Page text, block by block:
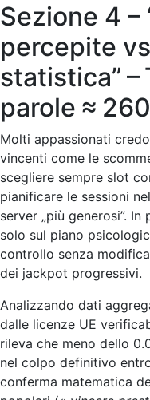
Sezione 4 –
percepite
statistica” –
parole ≈ 260
Molti appassionati
vincenti come le
scegliere sempre slot
pianificare le sessioni
server „più generosi”.
solo sul piano
controllo senza
dei jack­pot progressivi.​
Analizzando dati
dalle licenze UE
rileva che meno dello 0
nel colpo definitivo
conferma matematica